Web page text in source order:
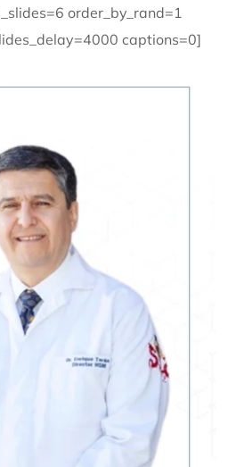
order_by_rand=1
captions=0]